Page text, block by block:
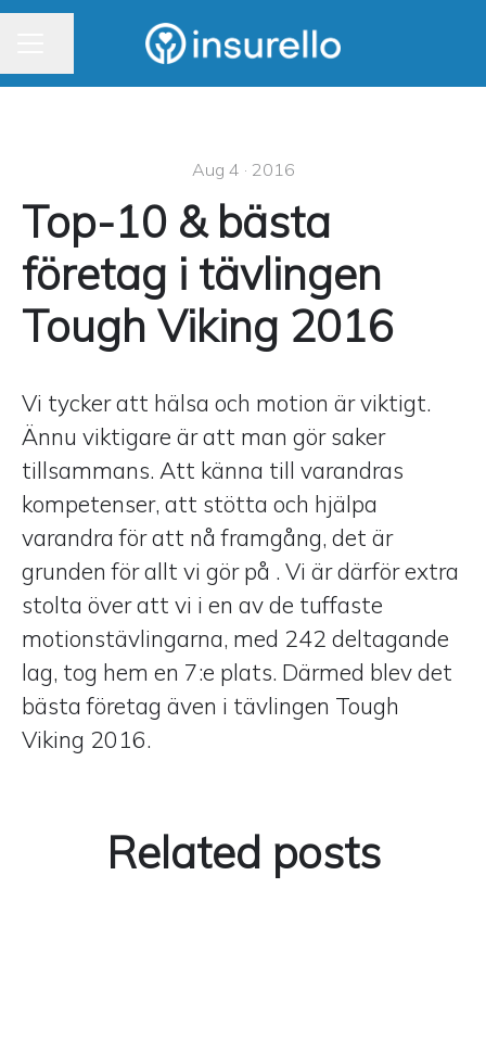
Aug 4 · 2016
Top-10 & bästa
företag i tävlingen
Tough Viking 2016
Vi tycker att hälsa och motion är viktigt.
Ännu viktigare är att man gör saker
tillsammans. Att känna till varandras
kompetenser, att stötta och hjälpa
varandra för att nå framgång, det är
grunden för allt vi gör på . Vi är därför extra
stolta över att vi i en av de tuffaste
motionstävlingarna, med 242 deltagande
lag, tog hem en 7:e plats. Därmed blev det
bästa företag även i tävlingen Tough
Viking 2016.
Related posts
Visa att ni är ett levande